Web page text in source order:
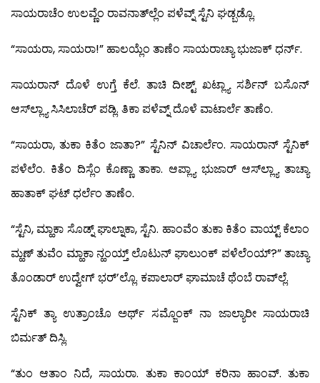
ಸಾಯರಾಚೆಂ ಉಲವ್ಣೆಂ ರಾವನಾತ್‍ಲ್ಲೆಂ ಪಳೆವ್ನ್ ಸ್ಟೆನಿ ಘಡ್ಬಡ್ಲೊ.
“ಸಾಯರಾ, ಸಾಯರಾ!” ಹಾಲಯ್ಲೆಂ ತಾಣೆಂ ಸಾಯರಾಚ್ಯಾ ಭುಜಾಕ್ ಧರ್ನ್.
ಸಾಯರಾನ್ ದೊಳೆ ಉಗ್ತೆ ಕೆಲೆ. ತಾಚಿ ದೀಶ್ಟ್ ಖಟ್ಲ್ಯಾ ಸರ್ಶಿನ್ ಬಸೊನ್
ಆಸ್‍ಲ್ಲ್ಯಾ ಸಿಸಿಲಾಚೆರ್ ಪಡ್ಲಿ. ತಿಕಾ ಪಳೆವ್ನ್ ದೊಳೆ ವಾಟಾರ್ಲೆ ತಾಣೆಂ.
“ಸಾಯರಾ, ತುಕಾ ಕಿತೆಂ ಜಾತಾ?” ಸ್ಟೆನಿನ್ ವಿಚಾರ್ಲೆಂ. ಸಾಯರಾನ್ ಸ್ಟೆನಿಕ್
ಪಳೆಲೆಂ. ಕಿತೆಂ ದಿಸ್ಲೆಂ ಕೊಣ್ಣಾ ತಾಕಾ. ಆಪ್ಲ್ಯಾ ಭುಜಾರ್ ಆಸ್‍ಲ್ಲ್ಯಾ ತಾಚ್ಯಾ
ಹಾತಾಕ್ ಘಟ್ ಧರ್ಲೆಂ ತಾಣೆಂ.
“ಸ್ಟೆನಿ, ಮ್ಹಾಕಾ ಸೊಡ್ನ್ ಘಾಲ್ನಾಕಾ, ಸ್ಟೆನಿ. ಹಾಂವೆಂ ತುಕಾ ಕಿತೆಂ ವಾಯ್ಟ್ ಕೆಲಾಂ
ಮ್ಹಣ್ ತುವೆಂ ಮ್ಹಾಕಾ ನ್ಹಂಯ್ತ್ ಲೊಟುನ್ ಘಾಲುಂಕ್ ಪಳೆಲೆಂಯ್?” ತಾಚ್ಯಾ
ತೊಂಡಾರ್ ಉದ್ವೇಗ್ ಭರ್’ಲ್ಲೊ. ಕಪಾಲಾರ್ ಘಾಮಾಚೆ ಥೆಂಬೆ ರಾವ್‍ಲ್ಲೆ.
ಸ್ಟೆನಿಕ್ ತ್ಯಾ ಉತ್ರಾಂಚೊ ಅರ್ಥ್ ಸಮ್ಜೊಂಕ್ ನಾ ಜಾಲ್ಯಾರೀ ಸಾಯರಾಚಿ
ಬಿರ್ಮತ್ ದಿಸ್ಲಿ.
“ತುಂ ಆತಾಂ ನಿದೆ, ಸಾಯರಾ. ತುಕಾ ಕಾಂಯ್ ಕರಿನಾ ಹಾಂವ್. ತುಕಾ